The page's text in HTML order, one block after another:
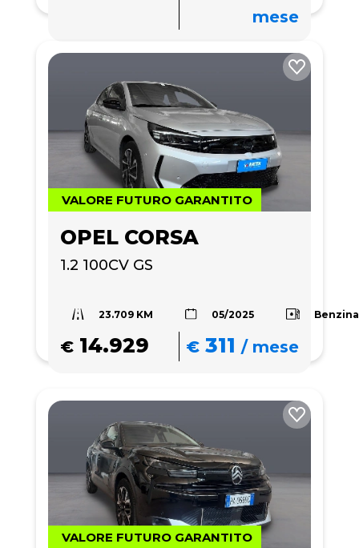
mese
VALORE FUTURO GARANTITO
OPEL CORSA
1.2 100CV GS
23.709 KM 05/2025 Benzina
€ 14.929 € 311 /mese
VALORE FUTURO GARANTITO